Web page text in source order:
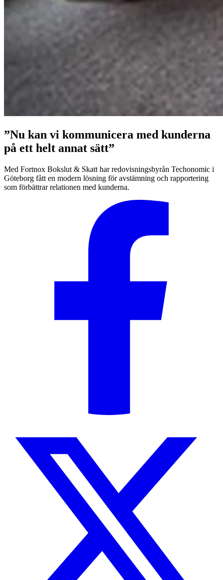
”Nu kan vi kommunicera med kunderna
på ett helt annat sätt”
Med Fortnox Bokslut & Skatt har redovisningsbyrån Techonomic i
Göteborg fått en modern lösning för avstämning och rapportering
som förbättrar relationen med kunderna.